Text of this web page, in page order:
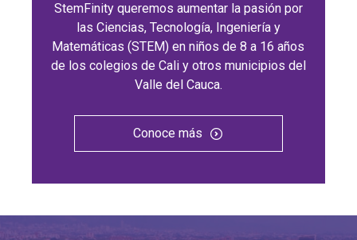
StemFinity queremos aumentar la pasión por
las Ciencias, Tecnología, Ingeniería y
Matemáticas (STEM) en niños de 8 a 16 años
de los colegios de Cali y otros municipios del
Valle del Cauca.
Conoce más